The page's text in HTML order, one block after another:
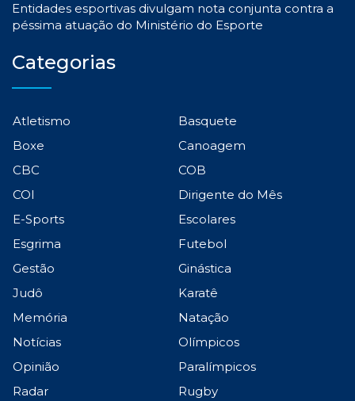
Entidades esportivas divulgam nota conjunta contra a
péssima atuação do Ministério do Esporte
Categorias
Atletismo
Basquete
Boxe
Canoagem
CBC
COB
COI
Dirigente do Mês
E-Sports
Escolares
Esgrima
Futebol
Gestão
Ginástica
Judô
Karatê
Memória
Natação
Notícias
Olímpicos
Opinião
Paralímpicos
Radar
Rugby